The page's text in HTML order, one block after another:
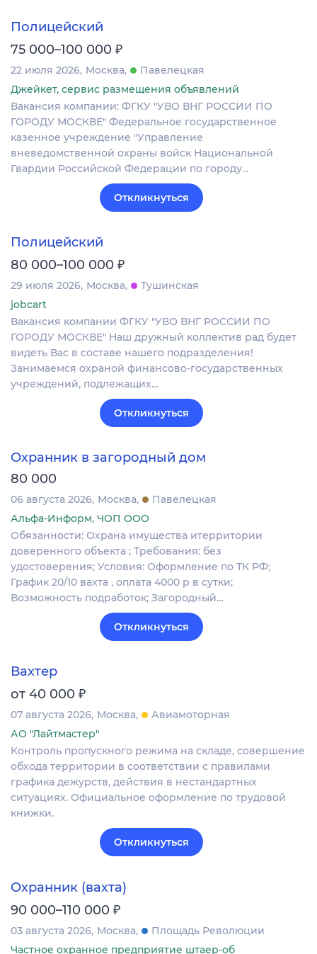
Полицейский
75 000–100 000 ₽
22 июля 2026 Москва
Павелецкая
Джейкет, сервис размещения объявлений
Вакансия компании: ФГКУ "УВО ВНГ РОССИИ ПО
ГОРОДУ МОСКВЕ" Федеральное государственное
казенное учреждение "Управление
вневедомственной охраны войск Национальной
Гвардии Российской Федерации по городу…
Откликнуться
Полицейский
80 000–100 000 ₽
29 июля 2026 Москва
Тушинская
jobcart
Вакансия компании ФГКУ "УВО ВНГ РОССИИ ПО
ГОРОДУ МОСКВЕ" Наш дружный коллектив рад будет
видеть Вас в составе нашего подразделения!
Занимаемся охраной финансово-государственных
учреждений, подлежащих…
Откликнуться
Охранник в загородный дом
80 000
06 августа 2026 Москва
Павелецкая
Альфа-Информ, ЧОП ООО
Обязанности: Охрана имущества итерритории
доверенного объекта ; Требования: без
удостоверения; Условия: Оформление по ТК РФ;
График 20/10 вахта , оплата 4000 р в сутки;
Возможность подработок; Загородный…
Откликнуться
Вахтер
от 40 000 ₽
07 августа 2026 Москва
Авиамоторная
АО "Лайтмастер"
Контроль пропускного режима на складе, совершение
обхода территории в соответствии с правилами
графика дежурств, действия в нестандартных
ситуациях. Официальное оформление по трудовой
книжки.
Откликнуться
Охранник (вахта)
90 000–110 000 ₽
03 августа 2026 Москва
Площадь Революции
Частное охранное предприятие штаер-об